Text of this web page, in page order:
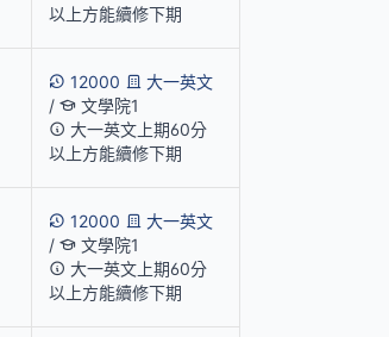
以上方能續修下期
12000
大一英文
/
文學院1
大一英文上期60分
以上方能續修下期
12000
大一英文
/
文學院1
大一英文上期60分
以上方能續修下期